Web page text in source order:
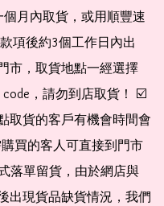
個月內取貨，或用順豐速
項後約3個工作日內出
市，取貨地點一經選擇
，請勿到店取貨！ ☑️
取貨的客戶有機會時間會
買的客人可直接到門市
落單留貨，由於網店與
出現貨品缺貨情況，我們